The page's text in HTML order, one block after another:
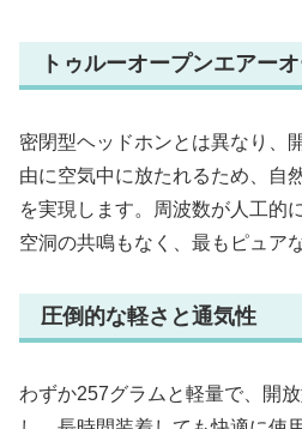
トゥルーオープンエアー
密閉型ヘッドホンとは異なり、
由に空気中に放たれるため、自
を実現します。周波数が人工的
空洞の共鳴もなく、最もピュア
圧倒的な軽さと通気性
わずか257グラムと軽量で、開